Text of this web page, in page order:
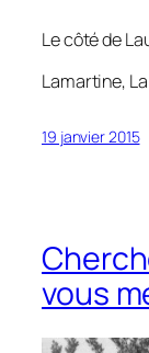
Le côté de
Lamartine,
19 janvier 2015
vous